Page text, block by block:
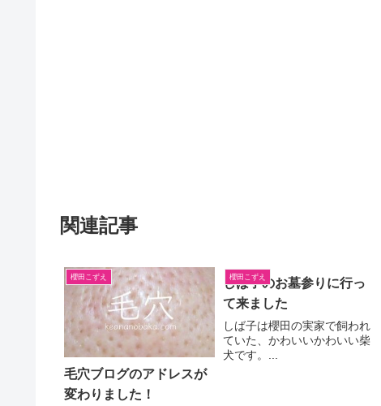
関連記事
櫻田こずえ
毛穴ブログのアドレスが
変わりました！
櫻田こずえ
しば子のお墓参りに行っ
て来ました
しば子は櫻田の実家で飼われ
ていた、かわいいかわいい柴
犬です。...